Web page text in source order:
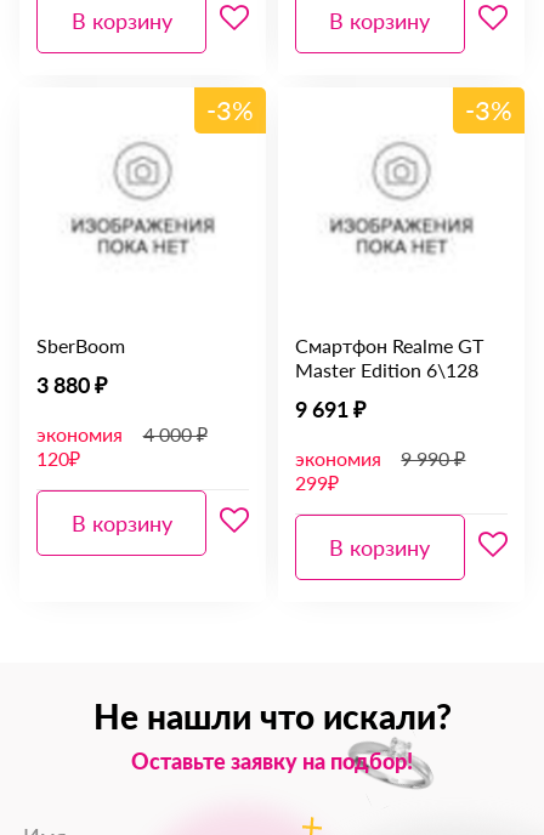
В корзину В корзину
-3%
SberBoom
3 880 ₽
экономия
120₽
4 000 ₽
В корзину
-3%
Смартфон Realme GT
Master Edition 6\128
9 691 ₽
экономия
299₽
9 990 ₽
В корзину
Не нашли что искали?
Оставьте заявку на подбор!